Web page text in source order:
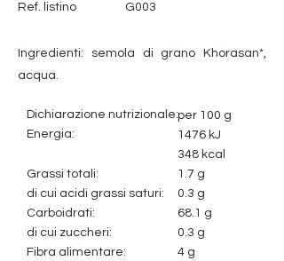
Ref. listino
G003
Ingredienti: semola di grano Khorasan*,
acqua.
Dichiarazione nutrizionale:
Energia:
Grassi totali:
di cui acidi grassi saturi:
Carboidrati:
di cui zuccheri:
Fibra alimentare:
per 100 g
1476 kJ
348 kcal
1.7 g
0.3 g
68.1 g
0.3 g
4 g